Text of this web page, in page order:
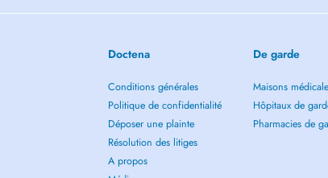
Doctena
Conditions générales
Politique de confidentialité
Déposer une plainte
Résolution des litiges
A propos
De garde
Maisons
Hôpitaux de
Pharmacies de